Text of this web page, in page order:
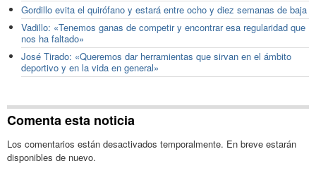
Gordillo evita el quirófano y estará entre ocho y diez semanas de baja
Vadillo: «Tenemos ganas de competir y encontrar esa regularidad que
nos ha faltado»
José Tirado: «Queremos dar herramientas que sirvan en el ámbito
deportivo y en la vida en general»
Comenta esta noticia
Los comentarios están desactivados temporalmente. En breve estarán
disponibles de nuevo.